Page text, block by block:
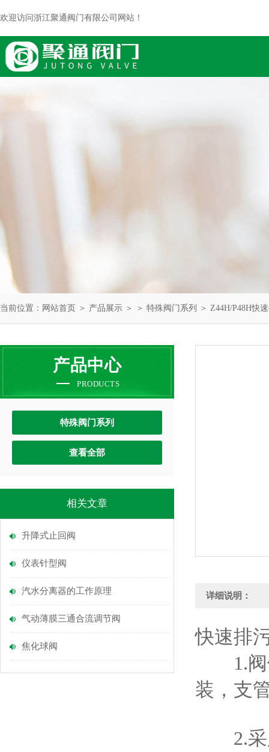
欢迎访问浙江聚通阀门有限公司网站！
当前位置： 网站首页 ＞ 产品展示 ＞ ＞ 特殊阀门系列 ＞ Z44H/P48H快
产品中心
PRODUCTS
特殊阀门系列
查看全部
相关文章
升降式止回阀
仪表针型阀
汽水分离器的工作原理
气动薄膜三通合流调节阀
焦化球阀
详细说明：
快速排
1.阀体
装，支
2.采用